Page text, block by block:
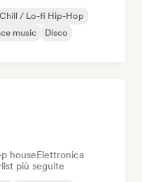
Chill / Lo-fi Hip-Hop
music
Disco
houseElettronica
più seguite